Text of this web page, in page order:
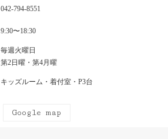
042-794-8551
9:30〜18:30
毎週火曜日
第2日曜・第4月曜
キッズルーム・着付室・P3台
Google map